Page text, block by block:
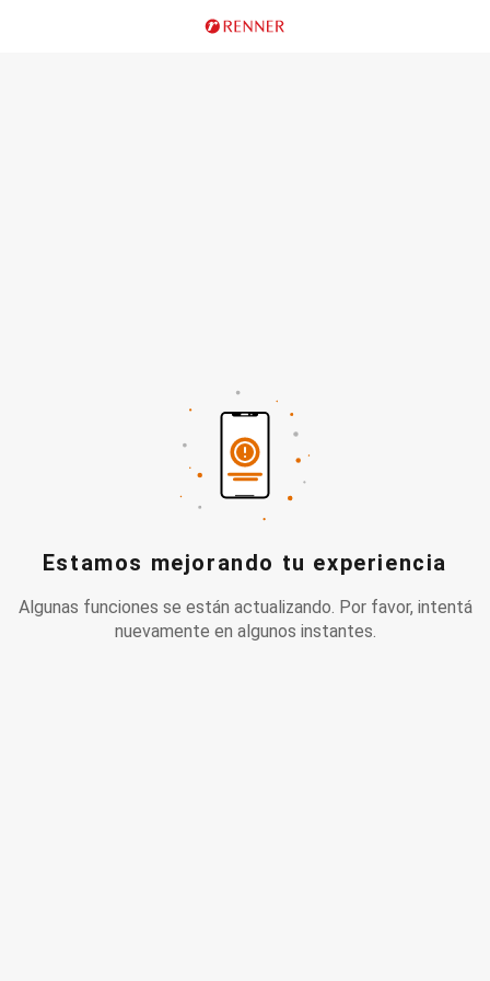
Estamos mejorando tu experiencia
Algunas funciones se están actualizando. Por favor, intentá
nuevamente en algunos instantes.